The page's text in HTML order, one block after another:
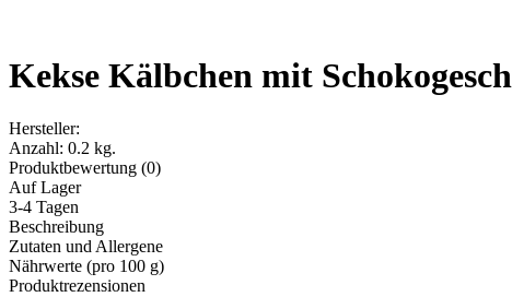
Kekse Kälbchen mit
Hersteller:
Anzahl: 0.2 kg.
Produktbewertung (0)
Auf Lager
3-4 Tagen
Beschreibung
Zutaten und Allergene
Nährwerte (pro 100 g)
Produktrezensionen